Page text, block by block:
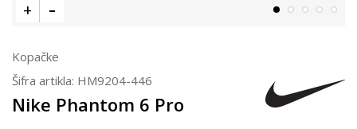
Kopačke
Šifra artikla: HM9204-446
Nike Phantom 6 Pro